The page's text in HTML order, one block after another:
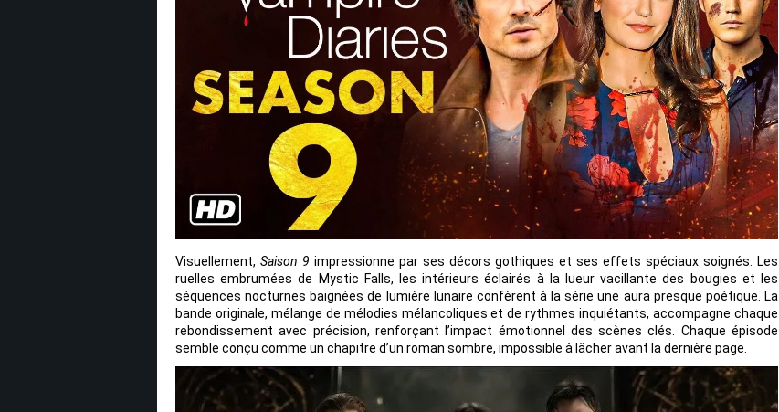
Visuellement, Saison 9 impressionne par ses décors gothiques et ses effets spéciaux soignés. Les
ruelles embrumées de Mystic Falls, les intérieurs éclairés à la lueur vacillante des bougies et les
séquences nocturnes baignées de lumière lunaire confèrent à la série une aura presque poétique. La
bande originale, mélange de mélodies mélancoliques et de rythmes inquiétants, accompagne chaque
rebondissement avec précision, renforçant l’impact émotionnel des scènes clés. Chaque épisode
semble conçu comme un chapitre d’un roman sombre, impossible à lâcher avant la dernière page.